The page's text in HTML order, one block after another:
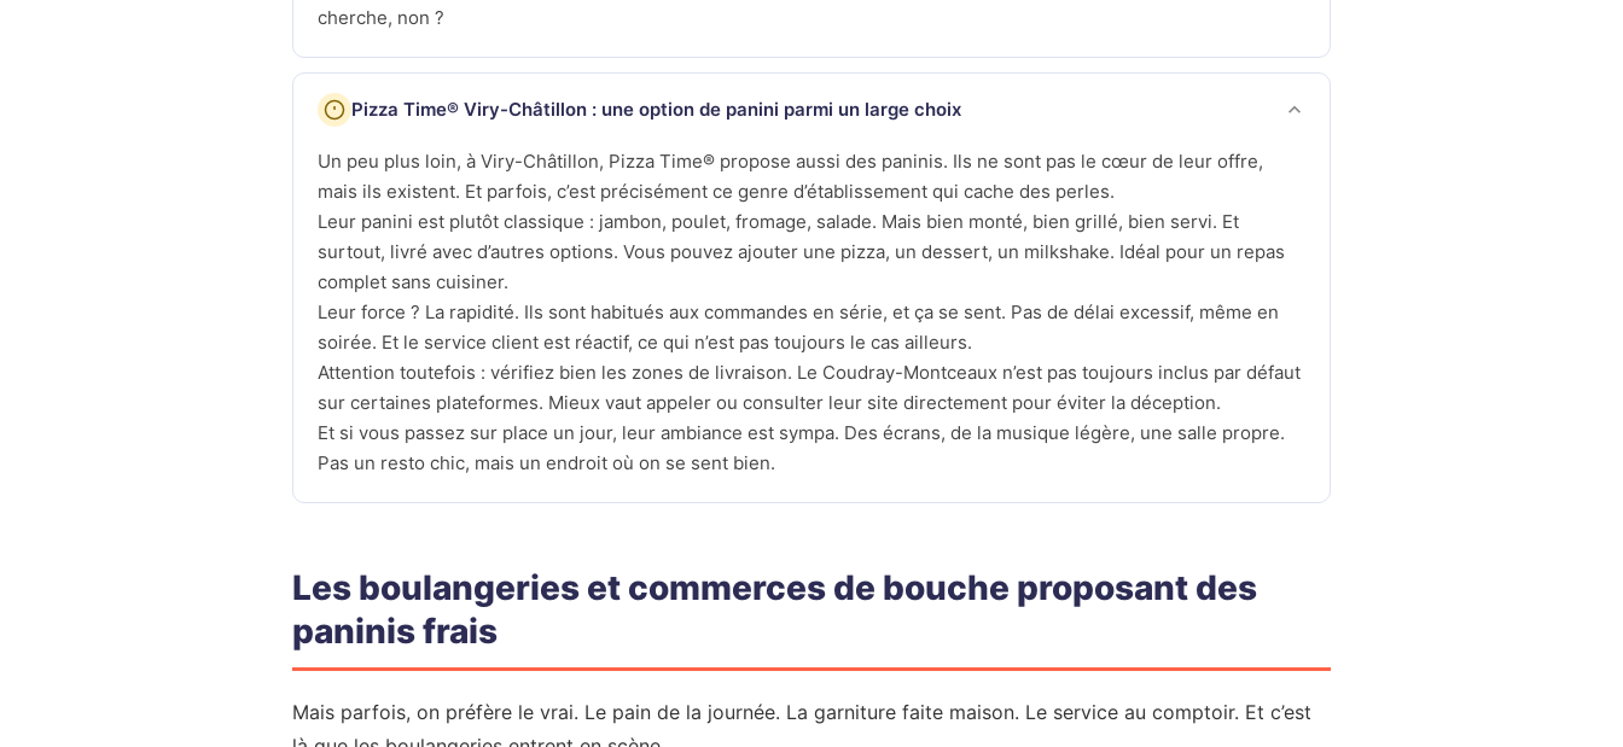
cherche, non ?
Pizza Time® Viry-Châtillon : une option de panini parmi un large choix
Un peu plus loin, à Viry-Châtillon, Pizza Time® propose aussi des paninis. Ils ne sont pas le cœur de leur offre,
mais ils existent. Et parfois, c’est précisément ce genre d’établissement qui cache des perles.
Leur panini est plutôt classique : jambon, poulet, fromage, salade. Mais bien monté, bien grillé, bien servi. Et
surtout, livré avec d’autres options. Vous pouvez ajouter une pizza, un dessert, un milkshake. Idéal pour un repas
complet sans cuisiner.
Leur force ? La rapidité. Ils sont habitués aux commandes en série, et ça se sent. Pas de délai excessif, même en
soirée. Et le service client est réactif, ce qui n’est pas toujours le cas ailleurs.
Attention toutefois : vérifiez bien les zones de livraison. Le Coudray-Montceaux n’est pas toujours inclus par défaut
sur certaines plateformes. Mieux vaut appeler ou consulter leur site directement pour éviter la déception.
Et si vous passez sur place un jour, leur ambiance est sympa. Des écrans, de la musique légère, une salle propre.
Pas un resto chic, mais un endroit où on se sent bien.
Les boulangeries et commerces de bouche proposant des
paninis frais
Mais parfois, on préfère le vrai. Le pain de la journée. La garniture faite maison. Le service au comptoir. Et c’est